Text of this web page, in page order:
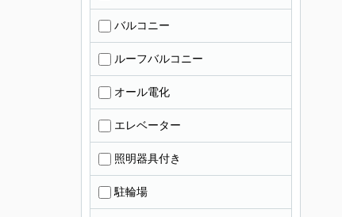
バルコニー
ルーフバルコニー
オール電化
エレベーター
照明器具付き
駐輪場